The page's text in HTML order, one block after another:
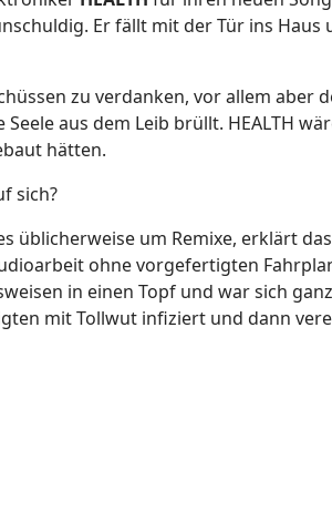
Er fällt mit der Tür ins Haus
zu verdanken, vor allem aber
aus dem Leib brüllt. HEALTH
hätten.
sich?
üblicherweise um Remixe, erklärt
ohne vorgefertigten
in einen Topf und war sich
mit Tollwut infiziert und dann